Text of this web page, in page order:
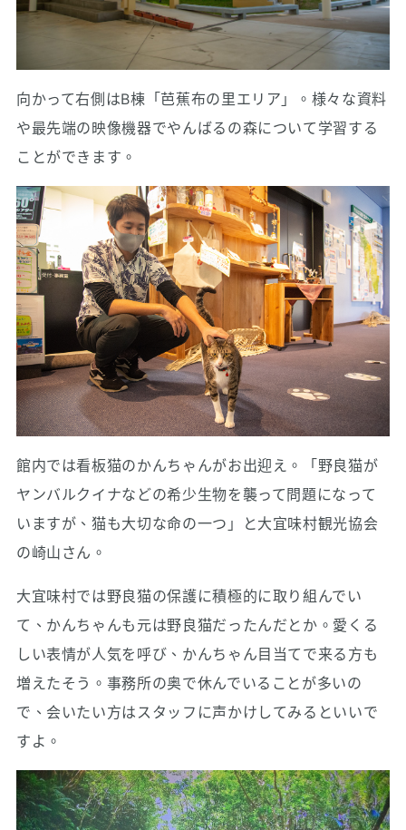
向かって右側はB棟「芭蕉布の里エリア」。様々な資料
や最先端の映像機器でやんばるの森について学習する
ことができます。
館内では看板猫のかんちゃんがお出迎え。「野良猫が
ヤンバルクイナなどの希少生物を襲って問題になって
いますが、猫も大切な命の一つ」と大宜味村観光協会
の崎山さん。
大宜味村では野良猫の保護に積極的に取り組んでい
て、かんちゃんも元は野良猫だったんだとか。愛くる
しい表情が人気を呼び、かんちゃん目当てで来る方も
増えたそう。事務所の奥で休んでいることが多いの
で、会いたい方はスタッフに声かけしてみるといいで
すよ。